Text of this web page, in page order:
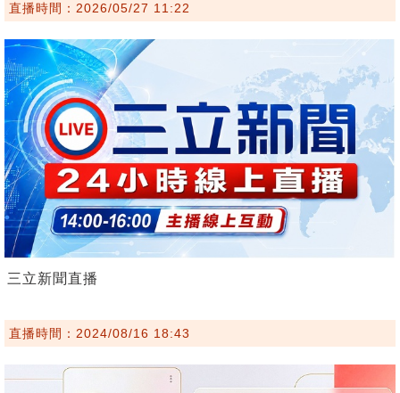
直播時間：2026/05/27 11:22
三立新聞直播
直播時間：2024/08/16 18:43